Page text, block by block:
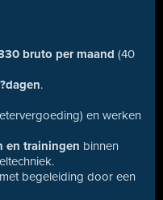
bruto per maand (40
.
en werken
en trainingen binnen
begeleiding door een